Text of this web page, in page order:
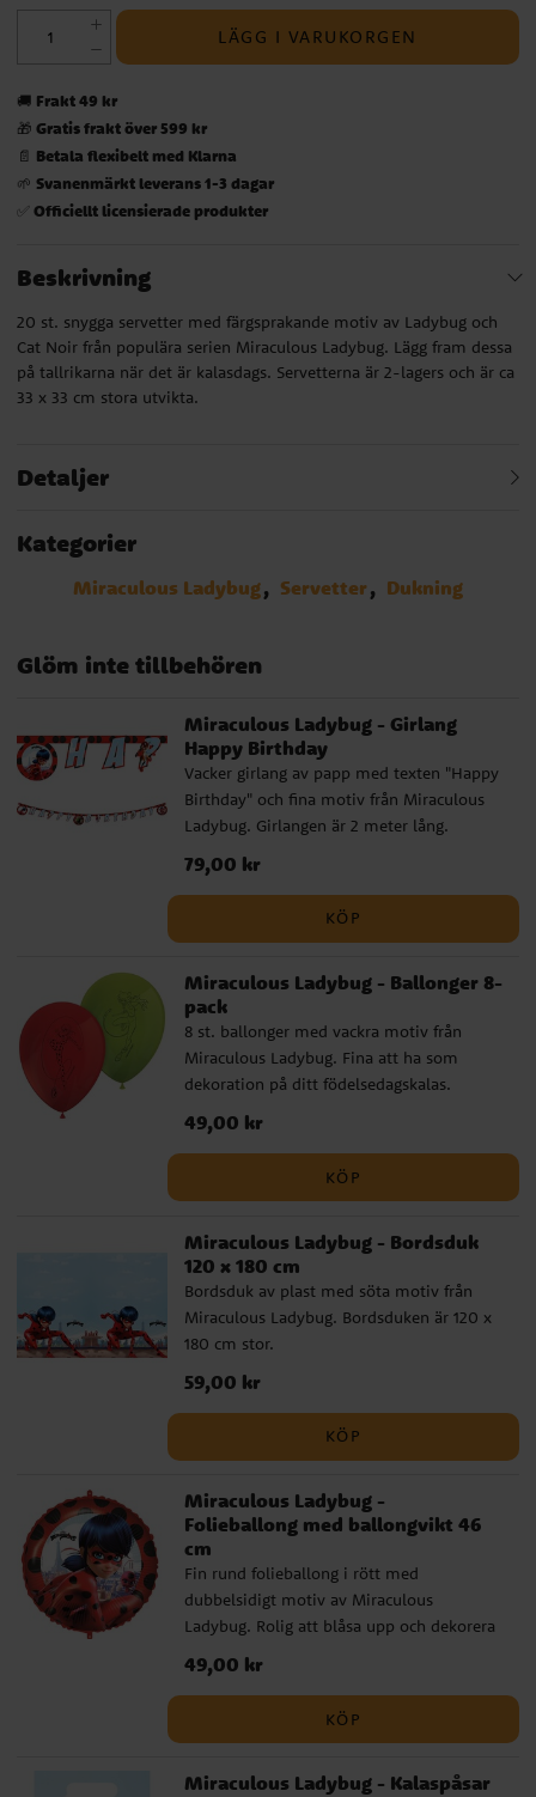
LÄGG I VARUKORGEN
🚚 Frakt 49 kr
🎁 Gratis frakt över 599 kr
📄 Betala flexibelt med Klarna
🌱 Svanenmärkt leverans 1-3 dagar
✅ Officiellt licensierade produkter
Beskrivning
20 st. snygga servetter med färgsprakande motiv av Ladybug och
Cat Noir från populära serien Miraculous Ladybug. Lägg fram dessa
på tallrikarna när det är kalasdags. Servetterna är 2-lagers och är ca
33 x 33 cm stora utvikta.
Detaljer
Kategorier
Miraculous Ladybug Servetter Dukning
Glöm inte tillbehören
Miraculous Ladybug - Girlang
Happy Birthday
Vacker girlang av papp med texten "Happy
Birthday" och fina motiv från Miraculous
Ladybug. Girlangen är 2 meter lång.
Pris:79,00 kr
79,00 kr
KÖP
Miraculous Ladybug - Ballonger 8-
pack
8 st. ballonger med vackra motiv från
Miraculous Ladybug. Fina att ha som
dekoration på ditt födelsedagskalas.
Ballongerna blir ca 30 cm i diameter när
dom är uppblåsta och går att fylla med
luft rekommenderar vi att du använder en
Pris :49,00 kr
49,00 kr
KÖP
Miraculous Ladybug - Bordsduk
120 x 180 cm
Bordsduk av plast med söta motiv från
Miraculous Ladybug. Bordsduken är 120 x
180 cm stor.
Pris:59,00 kr
59,00 kr
KÖP
Miraculous Ladybug -
Folieballong med ballongvikt 46
cm
Fin rund folieballong i rött med
dubbelsidigt motiv av Miraculous
Ladybug. Rolig att blåsa upp och dekorera
med på ditt kalas. Ballongen är 46 cm i
diameter uppblåst och blåses upp med
även en ballongvikt, ett sugrör och snöre
Pris :49,00 kr
49,00 kr
KÖP
Miraculous Ladybug - Kalaspåsar